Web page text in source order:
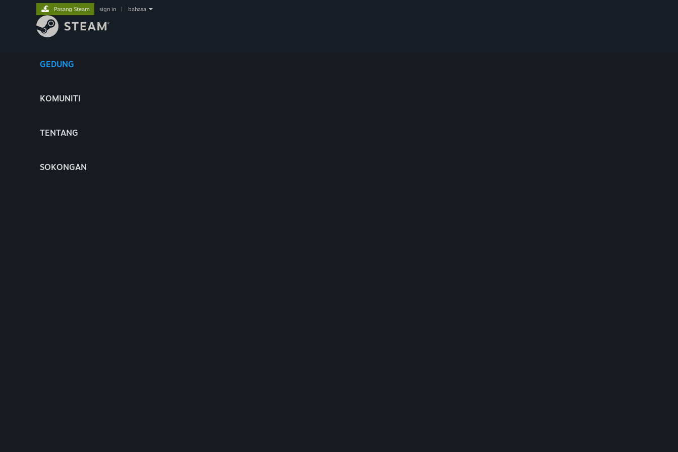
GEDUNG
KOMUNITI
TENTANG
SOKONGAN
Pasang Steam sign in bahasa